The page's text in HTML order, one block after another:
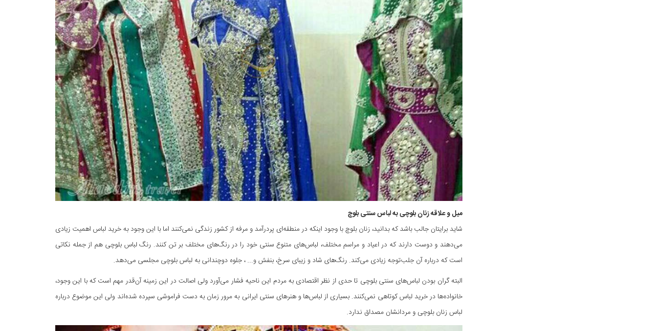
میل و علاقه زنان بلوچی به لباس سنتی بلوچ
شاید برایتان جالب باشد که بدانید، زنان بلوچ با وجود اینکه در منطقه‌ای پردرآمد و مرفه از کشور زندگی نمی‌کنند اما با این وجود به خرید لباس اهمیت زیادی
می‌دهند و دوست دارند که در اعیاد و مراسم مختلف، لباس‌های متنوع سنتی خود را در رنگ‌های مختلف بر تن کنند. رنگ لباس بلوچی هم از جمله نکاتی
است که درباره آن جلب‌توجه زیادی می‌کند. رنگ‌های شاد و زیبای سرخ، بنفش و... ، جلوه دوچندانی به لباس بلوچی مجلسی می‌دهد.
البته گران بودن لباس‌های سنتی بلوچی تا حدی از نظر اقتصادی به مردم این ناحیه فشار می‌آورد ولی اصالت در این زمینه آن‌قدر مهم است که با این وجود،
خانواده‌ها در خرید لباس کوتاهی نمی‌کنند. بسیاری از لباس‌ها و هنرهای سنتی ایرانی به مرور زمان به دست فراموشی سپرده شده‌اند ولی این موضوع درباره
لباس زنان بلوچی و مردانشان مصداق ندارد.